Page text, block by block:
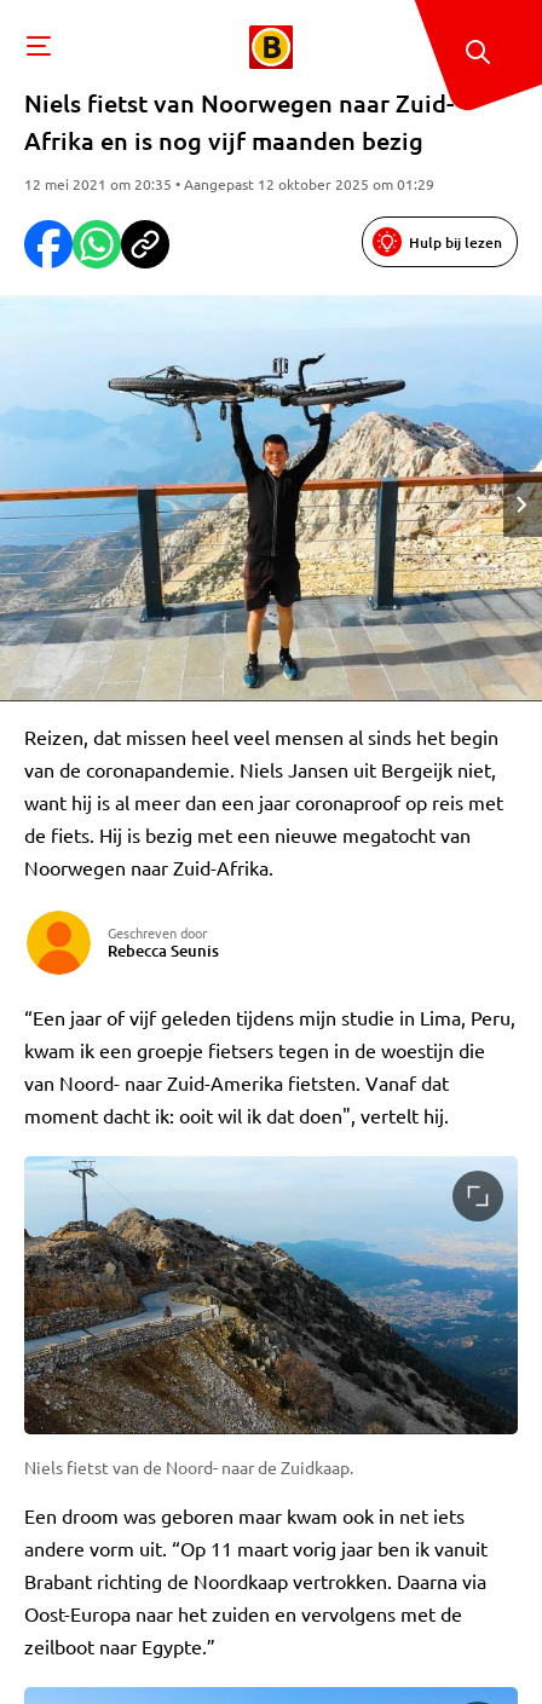
Niels fietst van Noorwegen naar Zuid-
Afrika en is nog vijf maanden bezig
12 mei 2021 om 20:35 • Aangepast 12 oktober 2025 om 01:29
Hulp bij lezen
Reizen, dat missen heel veel mensen al sinds het begin
van de coronapandemie. Niels Jansen uit Bergeijk niet,
want hij is al meer dan een jaar coronaproof op reis met
de fiets. Hij is bezig met een nieuwe megatocht van
Noorwegen naar Zuid-Afrika.
Geschreven door
Rebecca Seunis
“Een jaar of vijf geleden tijdens mijn studie in Lima, Peru,
kwam ik een groepje fietsers tegen in de woestijn die
van Noord- naar Zuid-Amerika fietsten. Vanaf dat
moment dacht ik: ooit wil ik dat doen", vertelt hij.
Niels fietst van de Noord- naar de Zuidkaap.
Een droom was geboren maar kwam ook in net iets
andere vorm uit. “Op 11 maart vorig jaar ben ik vanuit
Brabant richting de Noordkaap vertrokken. Daarna via
Oost-Europa naar het zuiden en vervolgens met de
zeilboot naar Egypte.”